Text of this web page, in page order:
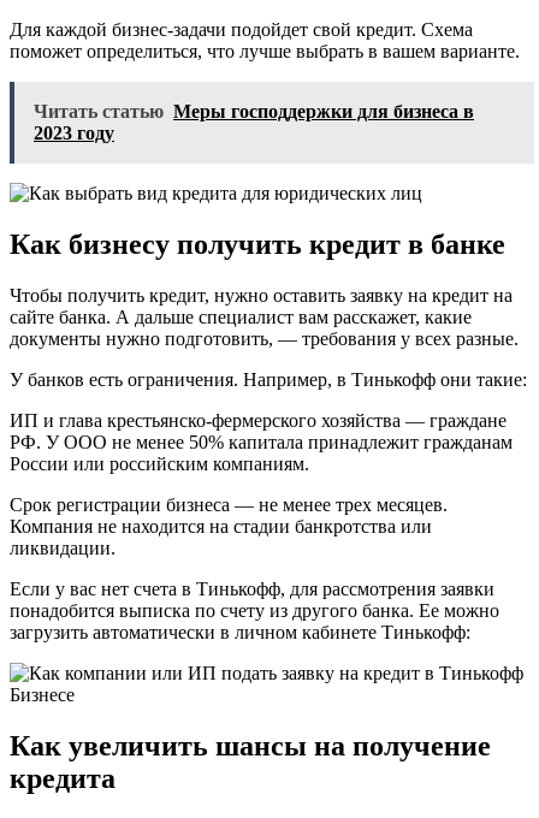
Для каждой бизнес-задачи подойдет свой кредит. Схема
поможет определиться, что лучше выбрать в вашем варианте.
Читать статью Меры господдержки для бизнеса в
2023 году
Как бизнесу получить кредит в банке
Чтобы получить кредит, нужно оставить заявку на кредит на
сайте банка. А дальше специалист вам расскажет, какие
документы нужно подготовить, — требования у всех разные.
У банков есть ограничения. Например, в Тинькофф они такие:
ИП и глава крестьянско-фермерского хозяйства — граждане
РФ. У ООО не менее 50% капитала принадлежит гражданам
России или российским компаниям.
Срок регистрации бизнеса — не менее трех месяцев.
Компания не находится на стадии банкротства или
ликвидации.
Если у вас нет счета в Тинькофф, для рассмотрения заявки
понадобится выписка по счету из другого банка. Ее можно
загрузить автоматически в личном кабинете Тинькофф:
Как увеличить шансы на получение
кредита